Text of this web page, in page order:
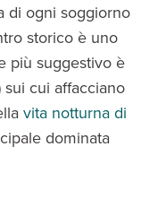
di ogni soggiorno
storico è uno
più suggestivo è
cui affacciano
vita notturna di
dominata